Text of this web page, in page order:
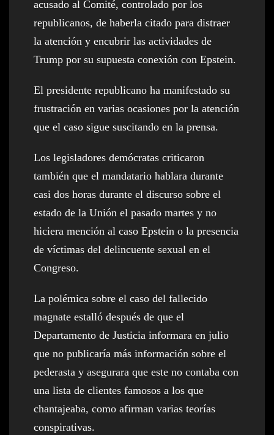
acusado al Comité, controlado por los
republicanos, de haberla citado para distraer
la atención y encubrir las actividades de
Trump por su supuesta conexión con Epstein.
El presidente republicano ha manifestado su
frustración en varias ocasiones por la atención
que el caso sigue suscitando en la prensa.
Los legisladores demócratas criticaron
también que el mandatario hablara durante
casi dos horas durante el discurso sobre el
estado de la Unión el pasado martes y no
hiciera mención al caso Epstein o la presencia
de víctimas del delincuente sexual en el
Congreso.
La polémica sobre el caso del fallecido
magnate estalló después de que el
Departamento de Justicia informara en julio
que no publicaría más información sobre el
pederasta y asegurara que este no contaba con
una lista de clientes famosos a los que
chantajeaba, como afirman varias teorías
conspirativas.